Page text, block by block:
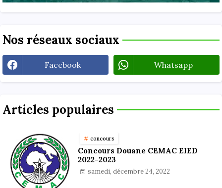
Nos réseaux sociaux
Facebook Whatsapp
Articles populaires
concours
Concours Douane CEMAC EIED
2022-2023
samedi, décembre 24, 2022